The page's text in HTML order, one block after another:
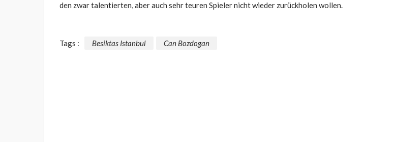
den zwar talentierten, aber auch sehr teuren Spieler nicht wieder zurückholen wollen.
Tags : Besiktas Istanbul Can Bozdogan